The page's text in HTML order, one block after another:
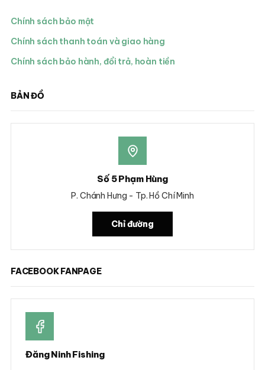
Chính sách bảo mật
Chính sách thanh toán và giao hàng
Chính sách bảo hành, đổi trả, hoàn tiền
BẢN ĐỒ
Số 5 Phạm Hùng
P. Chánh Hưng - Tp. Hồ Chí Minh
Chỉ đường
FACEBOOK FANPAGE
Đăng Ninh Fishing